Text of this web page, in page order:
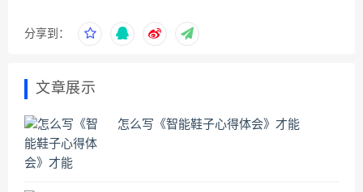
分享到：
文章展示
怎么写《智能鞋子心得体会》才能